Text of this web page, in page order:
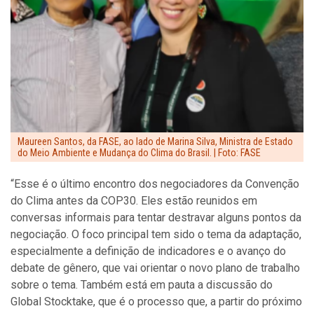
Maureen Santos, da FASE, ao lado de Marina Silva, Ministra de Estado
do Meio Ambiente e Mudança do Clima do Brasil. | Foto: FASE
“Esse é o último encontro dos negociadores da Convenção
do Clima antes da COP30. Eles estão reunidos em
conversas informais para tentar destravar alguns pontos da
negociação. O foco principal tem sido o tema da adaptação,
especialmente a definição de indicadores e o avanço do
debate de gênero, que vai orientar o novo plano de trabalho
sobre o tema. Também está em pauta a discussão do
Global Stocktake, que é o processo que, a partir do próximo